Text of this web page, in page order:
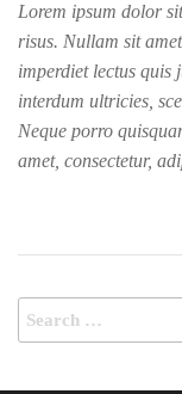
Lorem ipsum dolor
risus. Nullam sit
imperdiet lectus quis
interdum ultricies,
Neque porro
amet, consectetur,
Search
for: